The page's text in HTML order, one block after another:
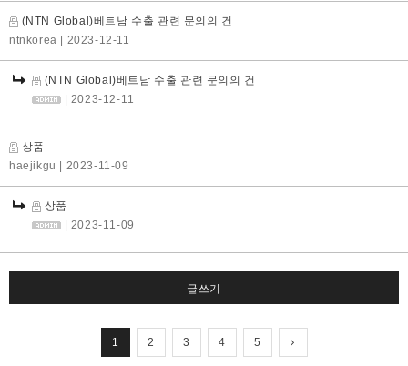
(NTN Global)베트남 수출 관련 문의의 건
ntnkorea
| 2023-12-11
(NTN Global)베트남 수출 관련 문의의 건
| 2023-12-11
상품
haejikgu
| 2023-11-09
상품
| 2023-11-09
글쓰기
1 2 3 4 5